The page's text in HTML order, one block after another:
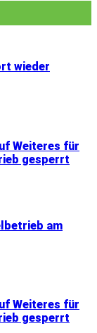
wieder
Weiteres für
gesperrt
am
Weiteres für
gesperrt